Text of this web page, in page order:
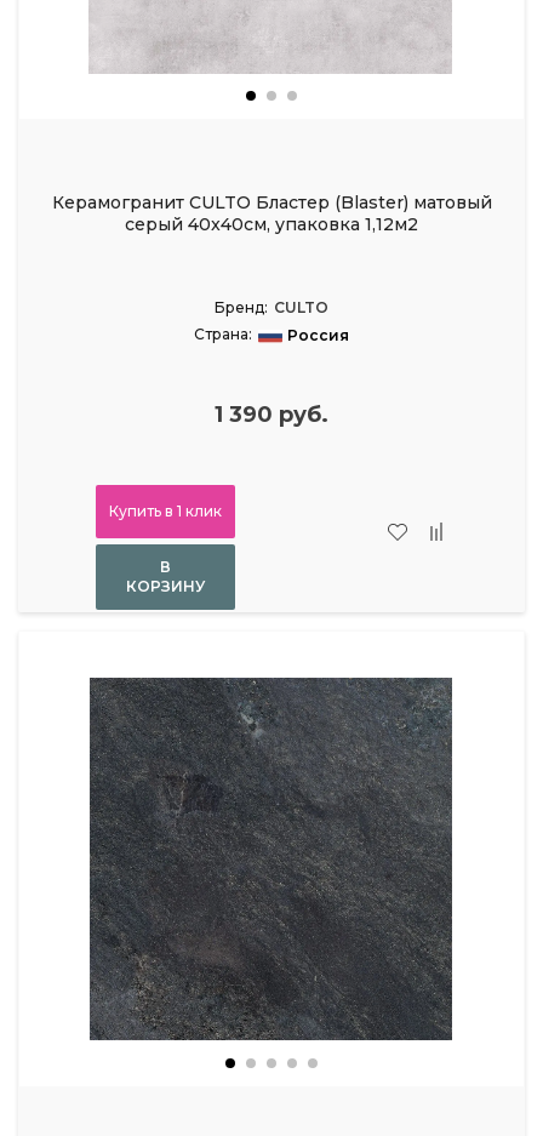
Керамогранит CULTO Бластер (Blaster) матовый
серый 40x40см, упаковка 1,12м2
Бренд: CULTO
Страна:
Россия
1 390 руб.
Купить в 1 клик
В
КОРЗИНУ